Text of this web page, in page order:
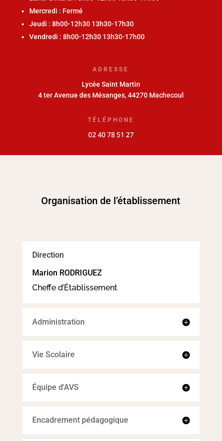
Mercredi : Fermé
Jeudi : 8h00-12h30 13h30-17h30
Vendredi : 8h00-12h30 13h30-17h00
ADRESSE
Lycée Saint Martin
4 ter Avenue des Mésanges,44270 Machecoul
TÉLÉPHONE
02 40 78 51 27
Organisation de l’établissement
Direction
Marion RODRIGUEZ
Cheffe d’Établissement
Administration
Vie Scolaire
Équipe d'AVS
Encadrement pédagogique